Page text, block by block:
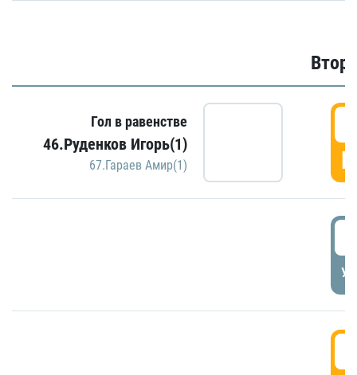
Гол в равенстве
46.Руденков Игорь(1)
67.Гараев Амир(1)